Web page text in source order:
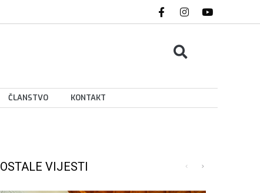
ČLANSTVO KONTAKT
OSTALE VIJESTI